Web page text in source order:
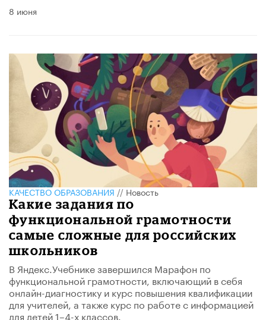
8 июня
КАЧЕСТВО ОБРАЗОВАНИЯ//Новость
​Какие задания по
функциональной грамотности
самые сложные для российских
школьников
В Яндекс.Учебнике завершился Марафон по
функциональной грамотности, включающий в себя
онлайн-диагностику и курс повышения квалификации
для учителей, а также курс по работе с информацией
для детей 1–4-х классов.